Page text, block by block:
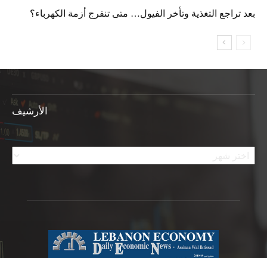
بعد تراجع التغذية وتأخر الفيول… متى تنفرج أزمة الكهرباء؟
الأرشيف
الأرشيف